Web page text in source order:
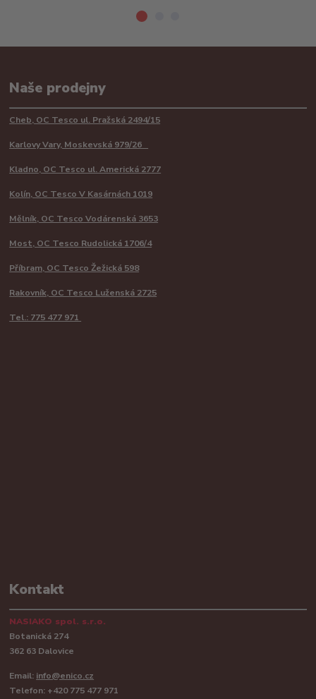
Naše prodejny
Cheb, OC Tesco ul. Pražská 2494/15
Karlovy Vary, Moskevská 979/26
Kladno, OC Tesco ul. Americká 2777
Kolín, OC Tesco V Kasárnách 1019
Mělník, OC Tesco Vodárenská 3653
Most, OC Tesco Rudolická 1706/4
Příbram, OC Tesco Žežická 598
Rakovník, OC Tesco Luženská 2725
Tel.: 775 477 971
Kontakt
NASIAKO spol. s.r.o.
Botanická 274
362 63 Dalovice
Email: info@enico.cz
Telefon: +420 775 477 971